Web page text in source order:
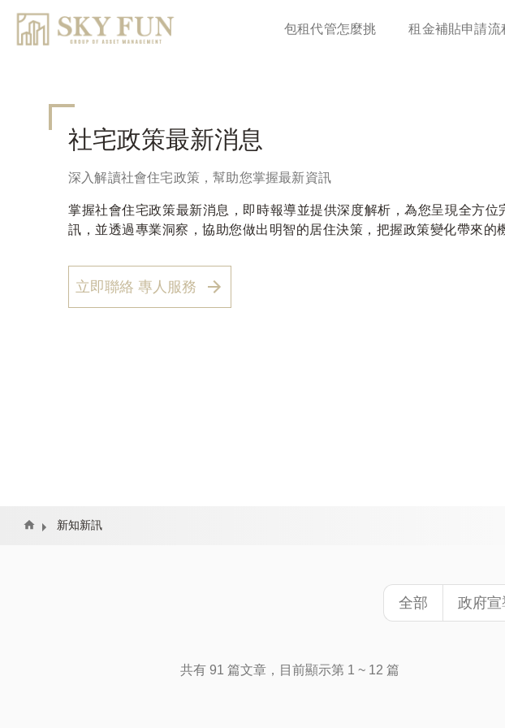
包租代管怎麼挑 租金補貼申請流
社宅政策最新消息
深入解讀社會住宅政策，幫助您掌握最新資訊
掌握社會住宅政策最新消息，即時報導並提供深度解析，為您呈現全方位
訊，並透過專業洞察，協助您做出明智的居住決策，把握政策變化帶來的
立即聯絡 專人服務
Home 新知新訊
全部 政府宣
共有 91 篇文章，目前顯示第 1 ~ 12 篇